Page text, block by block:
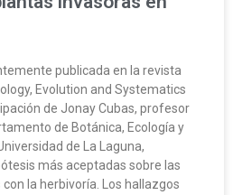
publicada en la revista
Evolution and Systematics
de Jonay Cubas, profesor
de Botánica, Ecología y
de La Laguna,
más aceptadas sobre las
la herbivoría. Los hallazgos